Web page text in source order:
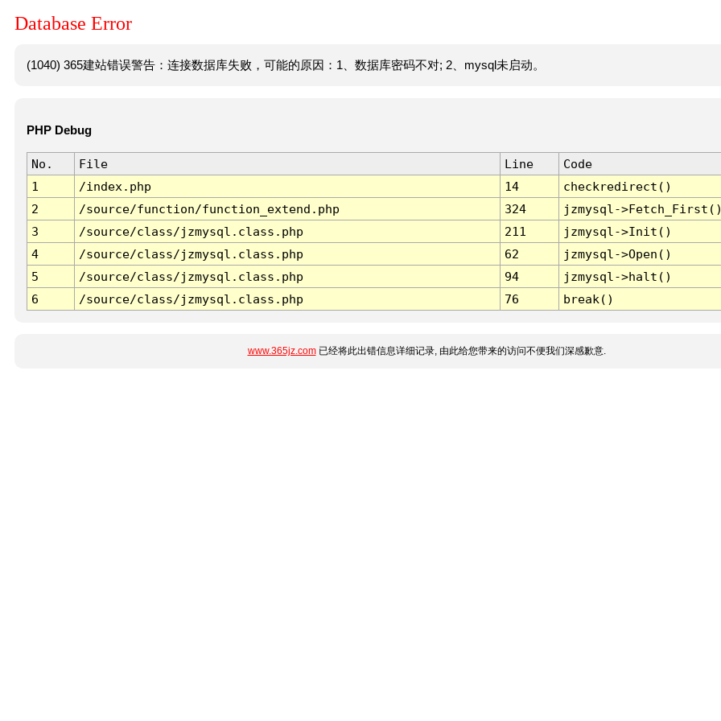
Database Error
(1040) 365建站错误警告：连接数据库失败，可能的原因：1、数据库密码不对; 2、mysql未启动。
PHP Debug
No. File Line
Code
1
/index.php 14
checkredirect()
2
/source/function/function_extend.php 324
jzmysql-
3
/source/class/jzmysql.class.php 211
jzmysql->Init()
4
/source/class/jzmysql.class.php 62
jzmysql->Open()
5
/source/class/jzmysql.class.php 94
jzmysql->halt()
6
/source/class/jzmysql.class.php 76 break()
www.365jz.com已经将此出错信息详细记录, 由此给您带来的访问不便我们深感歉意.